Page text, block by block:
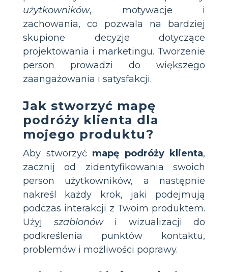
użytkowników, motywacje i
zachowania, co pozwala na bardziej
skupione decyzje dotyczące
projektowania i marketingu. Tworzenie
person prowadzi do większego
zaangażowania i satysfakcji.
Jak stworzyć mapę
podróży klienta dla
mojego produktu?
Aby stworzyć mapę podróży klienta,
zacznij od zidentyfikowania swoich
person użytkowników, a następnie
nakreśl każdy krok, jaki podejmują
podczas interakcji z Twoim produktem.
Użyj szablonówi wizualizacji do
podkreślenia punktów kontaktu,
problemów i możliwości poprawy.